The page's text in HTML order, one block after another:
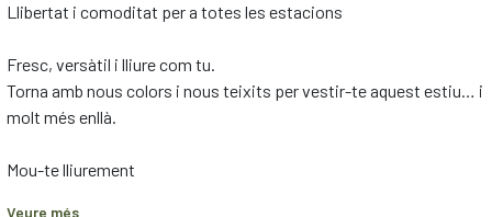
Llibertat i comoditat per a totes les estacions
Fresc, versàtil i lliure com tu.
Torna amb nous colors i nous teixits per vestir-te aquest estiu… i
molt més enllà.
Mou-te lliurement
Veure més